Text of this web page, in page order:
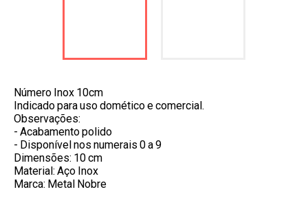
Número Inox 10cm
Indicado para uso domético e comercial.
Observações:
- Acabamento polido
- Disponível nos numerais 0 a 9
Dimensões: 10 cm
Material: Aço Inox
Marca: Metal Nobre